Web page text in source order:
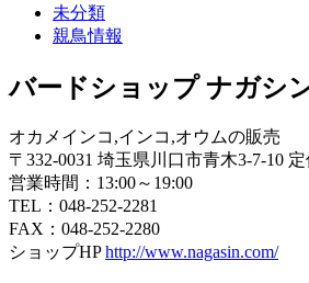
未分類
親鳥情報
バードショップ ナガシ
オカメインコ,インコ,オウムの販売
〒332-0031 埼玉県川口市青木3-7-10
営業時間：13:00～19:00
TEL：048-252-2281
FAX：048-252-2280
ショップHPhttp://www.nagasin.com/